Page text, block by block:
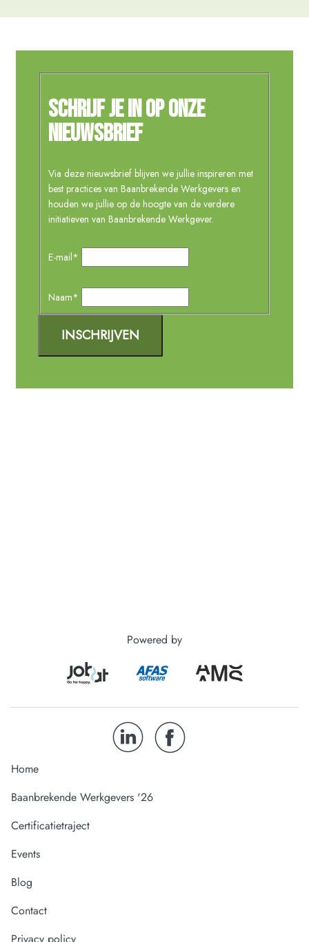
Powered by
Home
Baanbrekende Werkgevers '26
Certificatietraject
Events
Blog
Contact